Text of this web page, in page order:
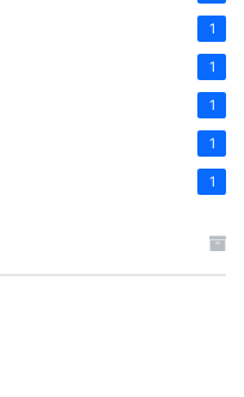
1
1
1
1
1